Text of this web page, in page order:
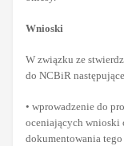
Wnioski
W związku ze
do NCBiR
• wprowadzenie do
oceniających wnioski
dokumentowania